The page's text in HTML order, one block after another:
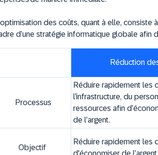
des coûts, quant à elle,
d’une stratégie informatique globale afin
Réduction
Processus
Réduire rapidement les
l’infrastructure, du
ressources afin
de l’argent.
Objectif
Réduire rapidement les